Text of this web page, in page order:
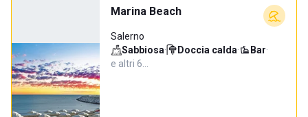
Marina Beach
Salerno
Sabbiosa· Doccia calda· Bar·
e altri 6…